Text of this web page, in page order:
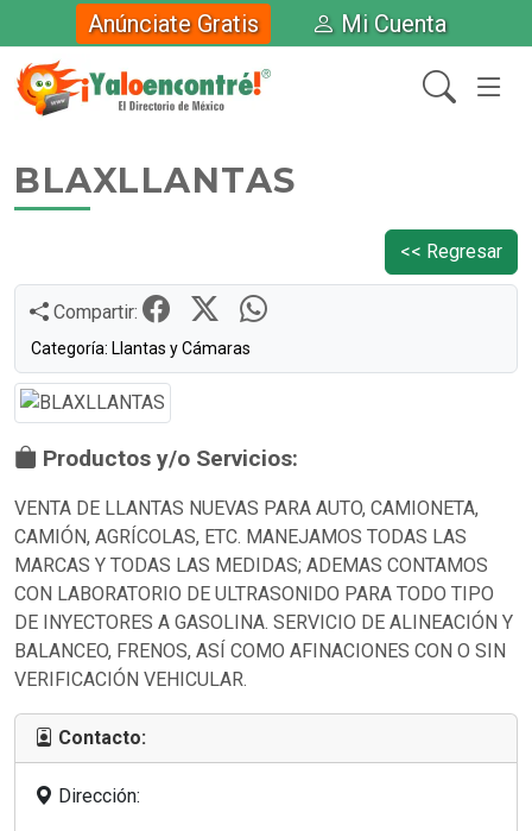
Anúnciate Gratis Mi Cuenta
BLAXLLANTAS
<< Regresar
Compartir:
Categoría: Llantas y Cámaras
Productos y/o Servicios:
VENTA DE LLANTAS NUEVAS PARA AUTO, CAMIONETA,
CAMIÓN, AGRÍCOLAS, ETC. MANEJAMOS TODAS LAS
MARCAS Y TODAS LAS MEDIDAS; ADEMAS CONTAMOS
CON LABORATORIO DE ULTRASONIDO PARA TODO TIPO
DE INYECTORES A GASOLINA. SERVICIO DE ALINEACIÓN Y
BALANCEO, FRENOS, ASÍ COMO AFINACIONES CON O SIN
VERIFICACIÓN VEHICULAR.
Contacto:
Dirección: